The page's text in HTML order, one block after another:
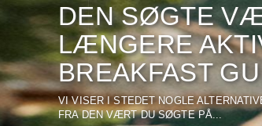
DEN SØGTE
LÆNGERE
BREAKFAST
VI VISER I STEDET NOGLE
FRA DEN VÆRT DU SØGTE PÅ...